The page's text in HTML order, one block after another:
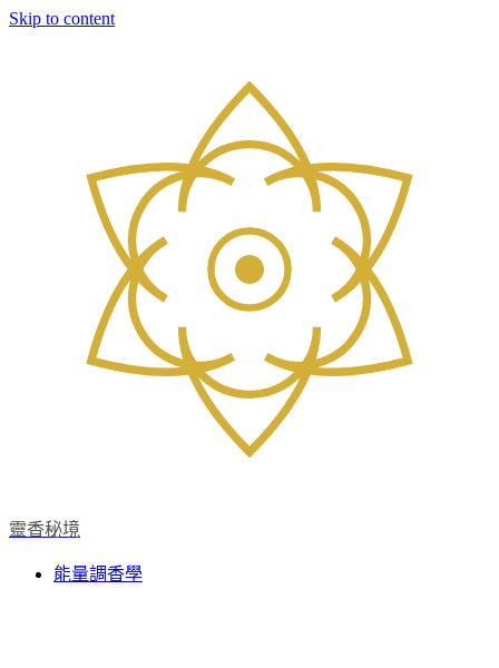
Skip to content
靈香秘境
能量調香學